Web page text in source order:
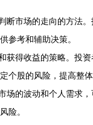
断市场的走向的方法
参考和辅助决策。
得收益的策略。投
个股的风险，提高整体
场的波动和个人需求
险。